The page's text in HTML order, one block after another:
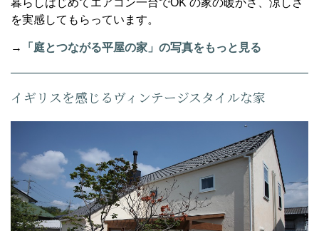
を実感してもらっています。
→ 「庭とつながる平屋の家」の写真をもっと見る
イギリスを感じるヴィンテージスタイルな家